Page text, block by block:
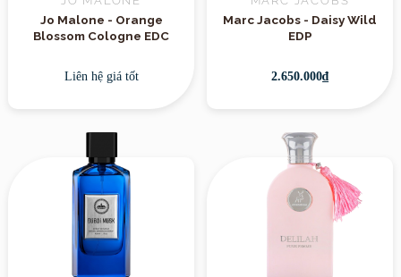
Jo Malone - Orange
Blossom Cologne EDC
Liên hệ giá tốt
Marc Jacobs - Daisy Wild
EDP
2.650.000₫